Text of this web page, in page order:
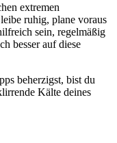
extremen
ruhig, plane voraus
sein, regelmäßig
besser auf diese
beherzigst, bist du
Kälte⁤ deines